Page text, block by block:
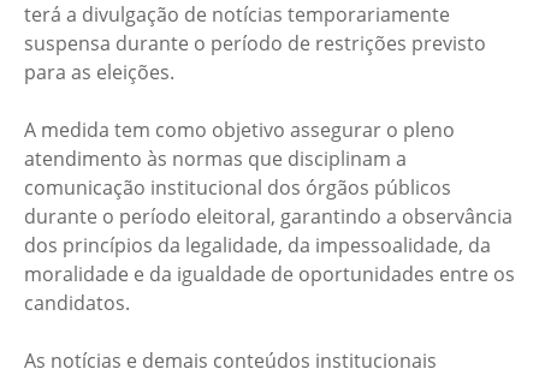
terá a divulgação de notícias temporariamente
suspensa durante o período de restrições previsto
para as eleições.
A medida tem como objetivo assegurar o pleno
atendimento às normas que disciplinam a
comunicação institucional dos órgãos públicos
durante o período eleitoral, garantindo a observância
dos princípios da legalidade, da impessoalidade, da
moralidade e da igualdade de oportunidades entre os
candidatos.
As notícias e demais conteúdos institucionais